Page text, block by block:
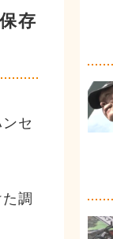
存
セ
調